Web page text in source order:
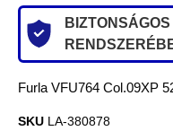
Furla VFU764 Col.09XP
SKU LA-380878